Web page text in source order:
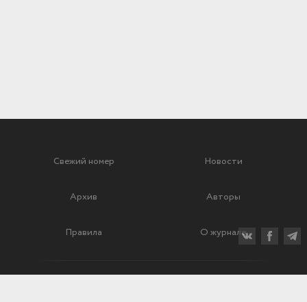
Свежий номер Новости
Архив Авторы
Правила О журнале